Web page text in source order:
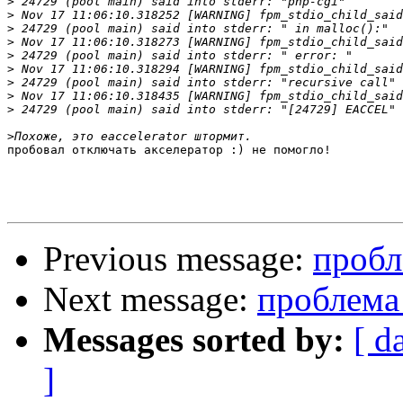
>
>
>
>
>
>
>
>
>
пробовал отключать акселератор :) не помогло!
Previous message:
Next message:
Messages sorted by: [
]